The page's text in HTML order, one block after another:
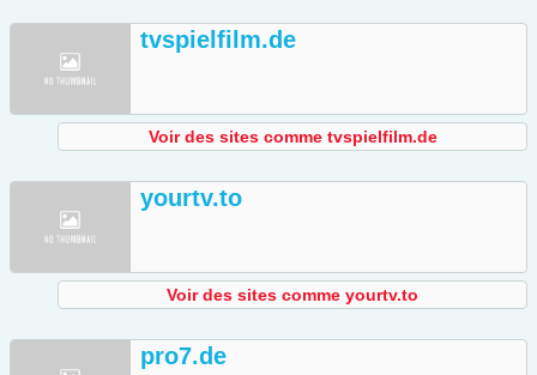
tvspielfilm.de
Voir des sites comme tvspielfilm.de
yourtv.to
Voir des sites comme yourtv.to
pro7.de